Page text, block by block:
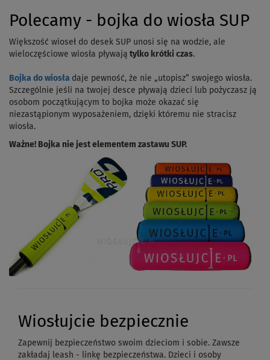
Polecamy - bojka do wiosła SUP
Większość wioseł do desek SUP unosi się na wodzie, ale
wieloczęściowe wiosła pływają tylko krótki czas.
Bojka do wiosła daje pewność, że nie „utopisz” swojego wiosła.
Szczególnie jeśli na twojej desce pływają dzieci lub pożyczasz ją
osobom początkującym to bojka może okazać się
niezastąpionym wyposażeniem, dzięki któremu nie stracisz
wiosła.
Ważne! Bojka nie jest elementem zastawu SUP.
Wiosłujcie bezpiecznie
Zapewnij bezpieczeństwo swoim dzieciom i sobie. Zawsze
zakładaj leash - linkę bezpieczeństwa. Dzieci i osoby